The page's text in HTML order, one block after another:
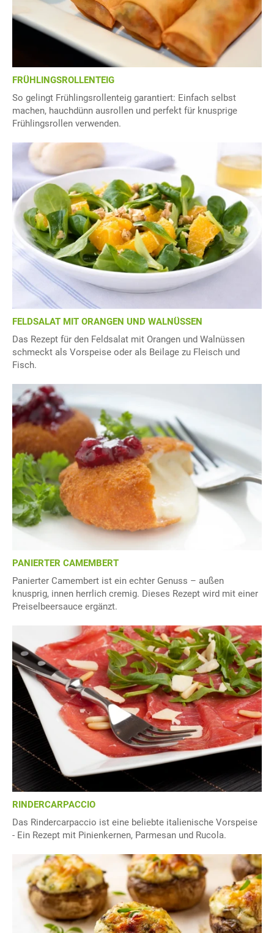
FRÜHLINGSROLLENTEIG
So gelingt Frühlingsrollenteig garantiert: Einfach selbst
machen, hauchdünn ausrollen und perfekt für knusprige
Frühlingsrollen verwenden.
FELDSALAT MIT ORANGEN UND WALNÜSSEN
Das Rezept für den Feldsalat mit Orangen und Walnüssen
schmeckt als Vorspeise oder als Beilage zu Fleisch und
Fisch.
PANIERTER CAMEMBERT
Panierter Camembert ist ein echter Genuss – außen
knusprig, innen herrlich cremig. Dieses Rezept wird mit einer
Preiselbeersauce ergänzt.
RINDERCARPACCIO
Das Rindercarpaccio ist eine beliebte italienische Vorspeise
- Ein Rezept mit Pinienkernen, Parmesan und Rucola.